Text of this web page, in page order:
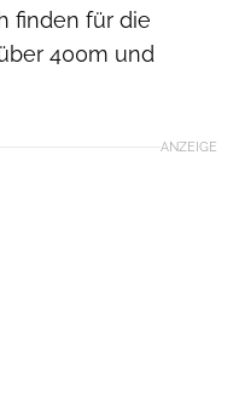
finden für die
400m und
ANZEIGE